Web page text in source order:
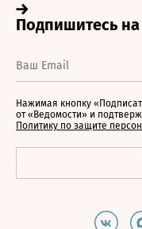
Нажимая кнопку
от «Ведомости» и
Политику по защите